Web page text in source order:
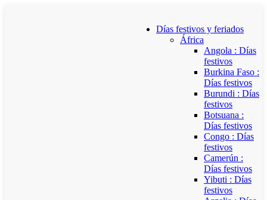
Días festivos y feriados
África
Angola : Días
festivos
Burkina Faso :
Días festivos
Burundi : Días
festivos
Botsuana :
Días festivos
Congo : Días
festivos
Camerún :
Días festivos
Yibuti : Días
festivos